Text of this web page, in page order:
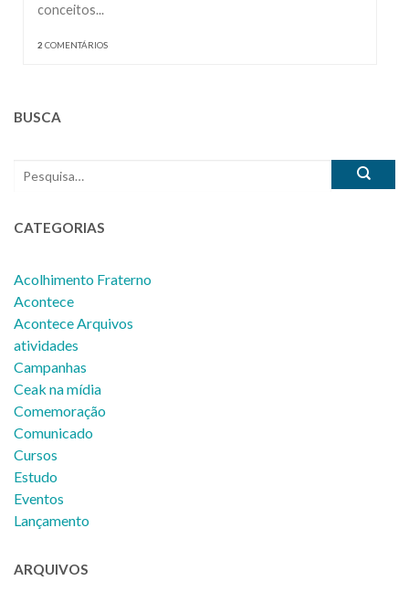
conceitos...
2 COMENTÁRIOS
BUSCA
CATEGORIAS
Acolhimento Fraterno
Acontece
Acontece Arquivos
atividades
Campanhas
Ceak na mídia
Comemoração
Comunicado
Cursos
Estudo
Eventos
Lançamento
ARQUIVOS